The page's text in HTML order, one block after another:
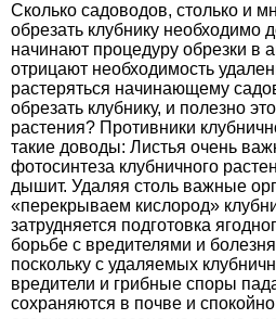
Сколько садоводов, столько и
обрезать клубнику необходимо
начинают процедуру обрезки в
отрицают необходимость
растеряться начинающему
обрезать клубнику, и полезно
растения? Противники
такие доводы: Листья очень
фотосинтеза клубничного
дышит. Удаляя столь важные
«перекрываем кислород»
затрудняется подготовка
борьбе с вредителями и
поскольку с удаляемых
вредители и грибные споры
сохраняются в почве и